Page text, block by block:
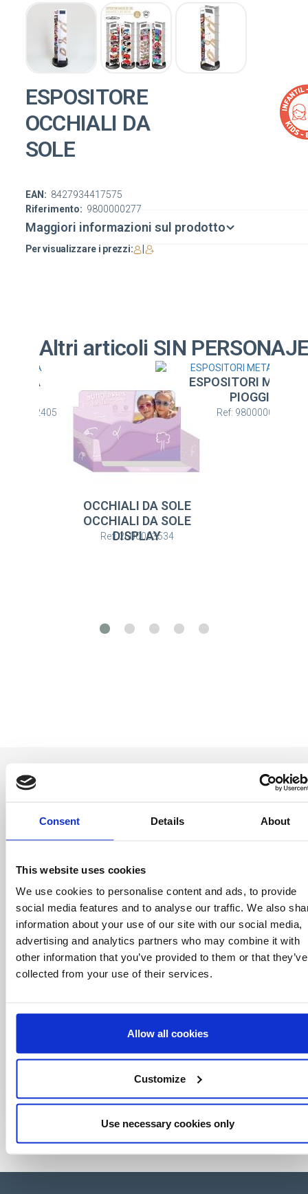
Consent Details About
This website uses cookies
We use cookies to personalise content and ads, to provide
social media features and to analyse our traffic. We also
information about your use of our site with our social media,
advertising and analytics partners who may combine it with
other information that you’ve provided to them or that they’ve
collected from your use of their services.
Allow all cookies
Customize
Use necessary cookies only
ESPOSITORE
OCCHIALI DA
SOLE
Riferimento: 9800000277
EAN: 8427934417575
Maggiori informazioni sul prodotto
Per visualizzare i prezzi:
Altri articoli SIN
ESPOSITORI METALLO
PIOGGIA
Ref: 9800000306
Sii il primo a
saperlo
Offerte speciali, eventi e notizie dal mondo del
licensing, tutto con un semplice clic.